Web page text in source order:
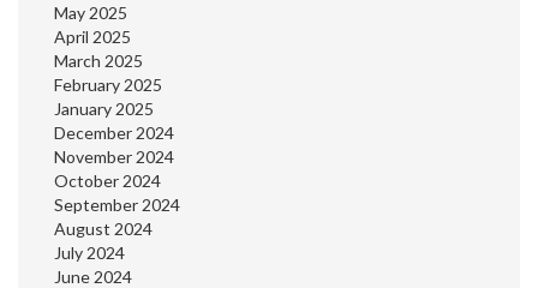
May 2025
April 2025
March 2025
February 2025
January 2025
December 2024
November 2024
October 2024
September 2024
August 2024
July 2024
June 2024